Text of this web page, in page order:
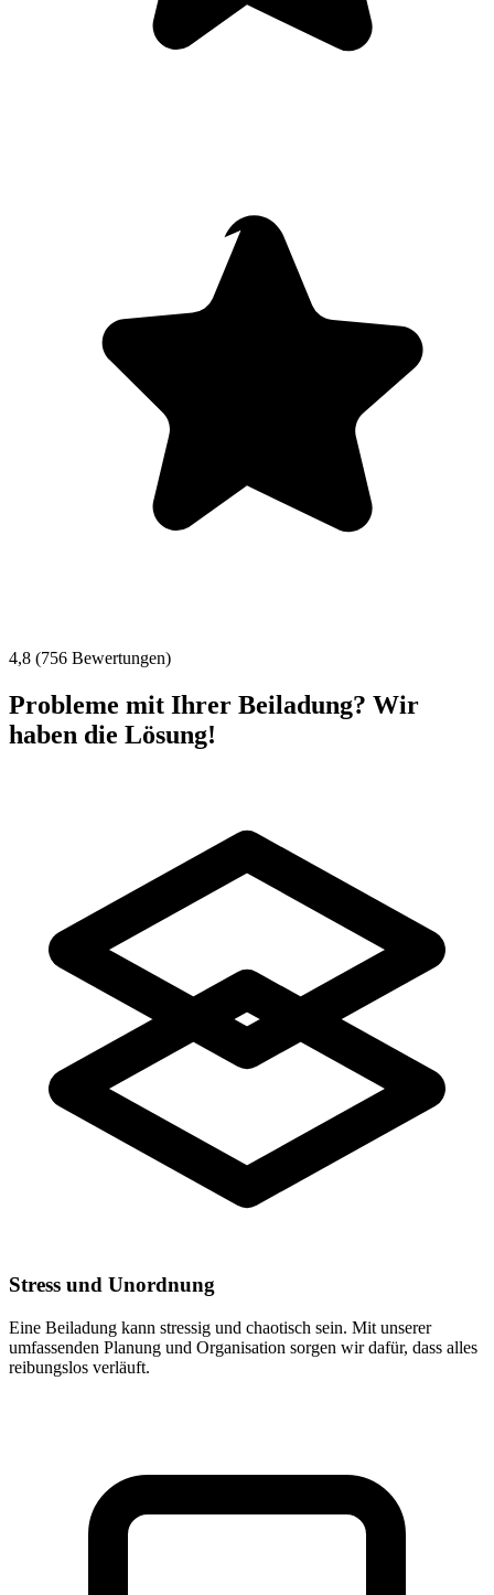
4,8 (756 Bewertungen)
Probleme mit Ihrer Beiladung? Wir
haben die Lösung!
Stress und Unordnung
Eine Beiladung kann stressig und chaotisch sein. Mit unserer
umfassenden Planung und Organisation sorgen wir dafür, dass alles
reibungslos verläuft.